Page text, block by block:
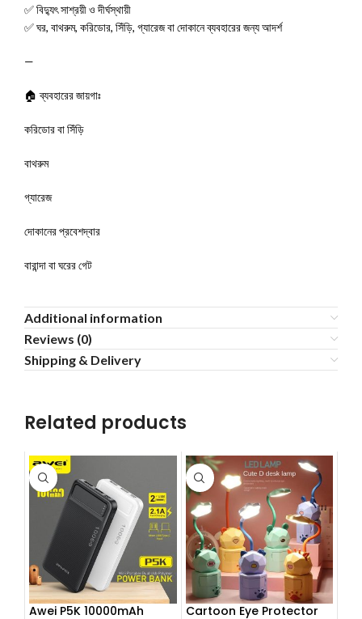
✅ বিদ্যুৎ সাশ্রয়ী ও দীর্ঘস্থায়ী
✅ ঘর, বাথরুম, করিডোর, সিঁড়ি, গ্যারেজ বা দোকানে ব্যবহারের জন্য আদর্শ
—
🏠 ব্যবহারের জায়গাঃ
করিডোর বা সিঁড়ি
বাথরুম
গ্যারেজ
দোকানের প্রবেশদ্বার
বারান্দা বা ঘরের গেট
Additional information
Reviews (0)
Shipping & Delivery
Related products
Awei P5K 10000mAh
Cartoon Eye Protector